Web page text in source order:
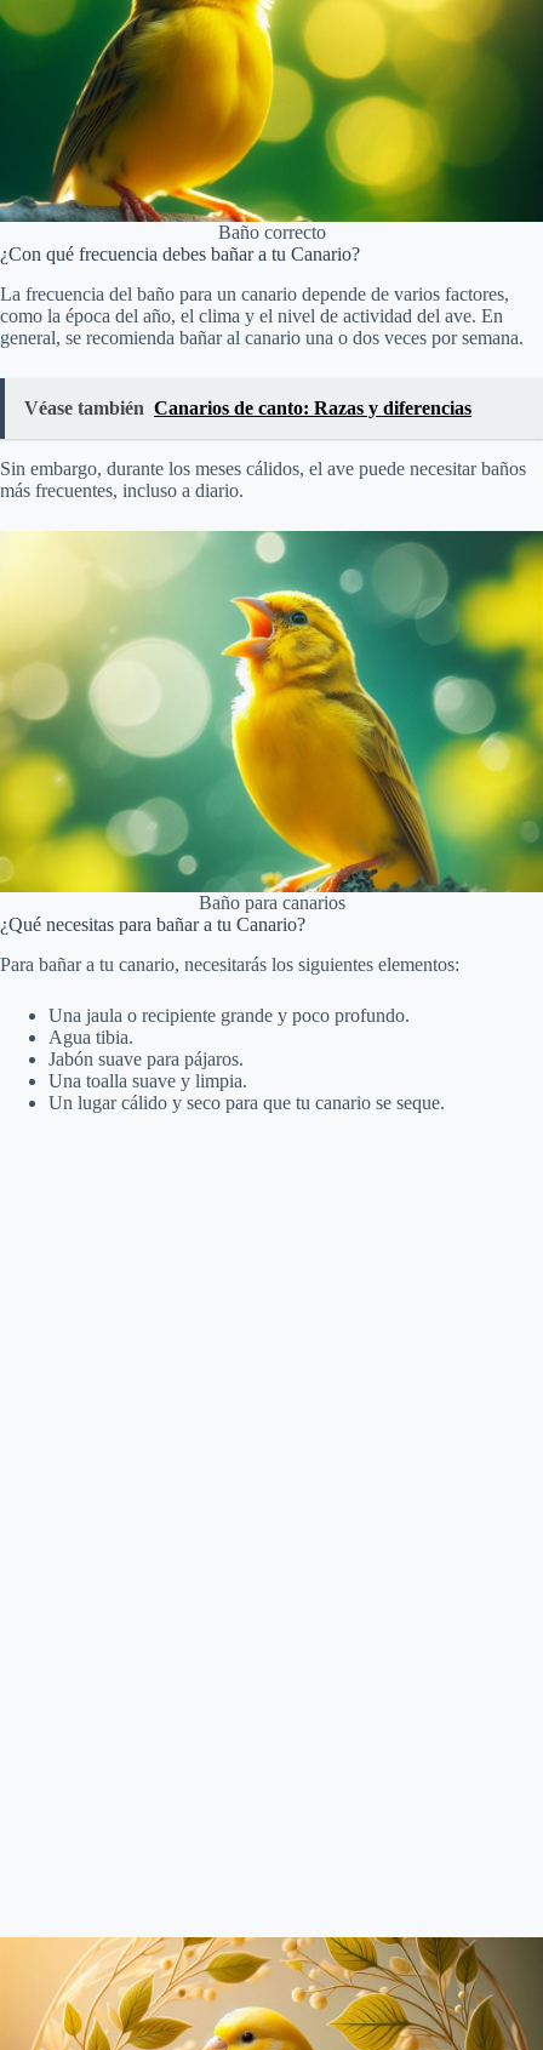
Baño correcto
¿Con qué frecuencia debes bañar a tu Canario?
La frecuencia del baño para un canario depende de varios factores,
como la época del año, el clima y el nivel de actividad del ave. En
general, se recomienda bañar al canario una o dos veces por semana.
Véase también Canarios de canto: Razas y diferencias
Sin embargo, durante los meses cálidos, el ave puede necesitar baños
más frecuentes, incluso a diario.
Baño para canarios
¿Qué necesitas para bañar a tu Canario?
Para bañar a tu canario, necesitarás los siguientes elementos:
Una jaula o recipiente grande y poco profundo.
Agua tibia.
Jabón suave para pájaros.
Una toalla suave y limpia.
Un lugar cálido y seco para que tu canario se seque.